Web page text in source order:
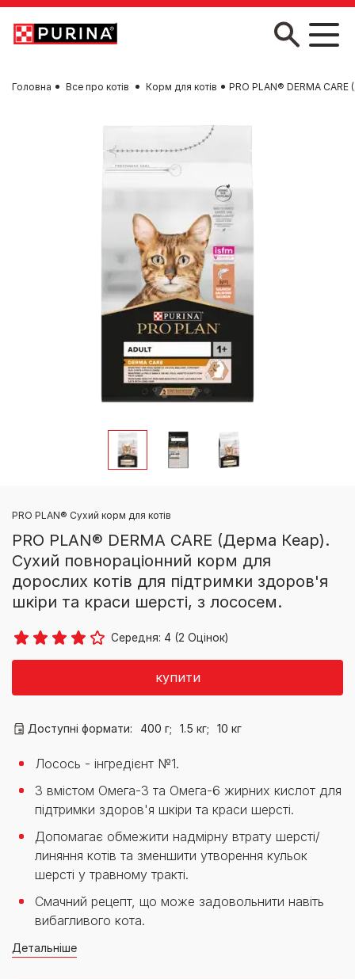
Skip to main content
Головна Все про котів Корм для котів PRO PLAN® DERMA
PRO PLAN® Сухий корм для котів
PRO PLAN® DERMA CARE (Дерма Кеар).
Сухий повнораціонний корм для
дорослих котів для підтримки здоров'я
шкіри та краси шерсті, з лососем.
Середня: 4 (2 Оцінок)
купити
Доступні формати: 400 г; 1.5 кг; 10 кг
Лосось - інгредієнт №1.
З вмістом Омега-3 та Омега-6 жирних кислот для
підтримки здоров'я шкіри та краси шерсті.
Допомагає обмежити надмірну втрату шерсті/
линяння котів та зменшити утворення кульок
шерсті у травному тракті.
Смачний рецепт, що може задовольнити навіть
вибагливого кота.
Детальніше